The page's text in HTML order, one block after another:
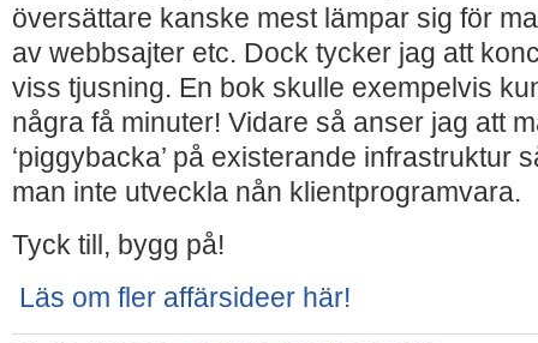
översättare kanske mest lämpar sig för
av webbsajter etc. Dock tycker jag att
viss tjusning. En bok skulle exempelvis
några få minuter! Vidare så anser jag att
‘piggybacka’ på existerande infrastruktur
man inte utveckla nån klientprogramvara.
Tyck till, bygg på!
Läs om fler affärsideer här!